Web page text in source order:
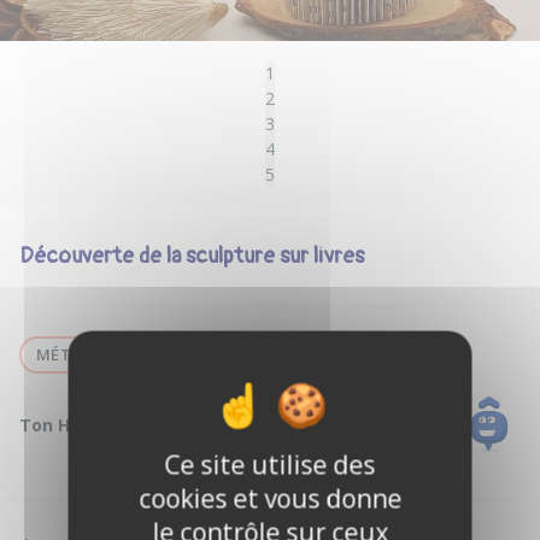
1
2
3
4
5
Découverte de la sculpture sur livres
MÉTIER
Ton Hôte : Véronique D.
Ce site utilise des
cookies et vous donne
le contrôle sur ceux